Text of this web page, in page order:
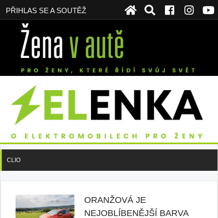
PŘIHLAS SE A SOUTĚŽ
CLIO
ORANŽOVÁ JE
NEJOBLÍBENĚJŠÍ BARVA